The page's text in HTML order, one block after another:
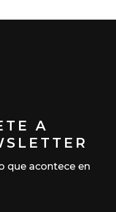
A
que acontece en